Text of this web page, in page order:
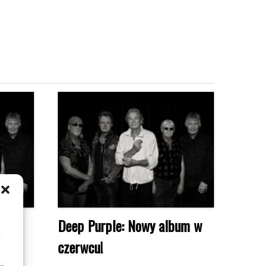
Deep Purple: Nowy album w
czerwcu!